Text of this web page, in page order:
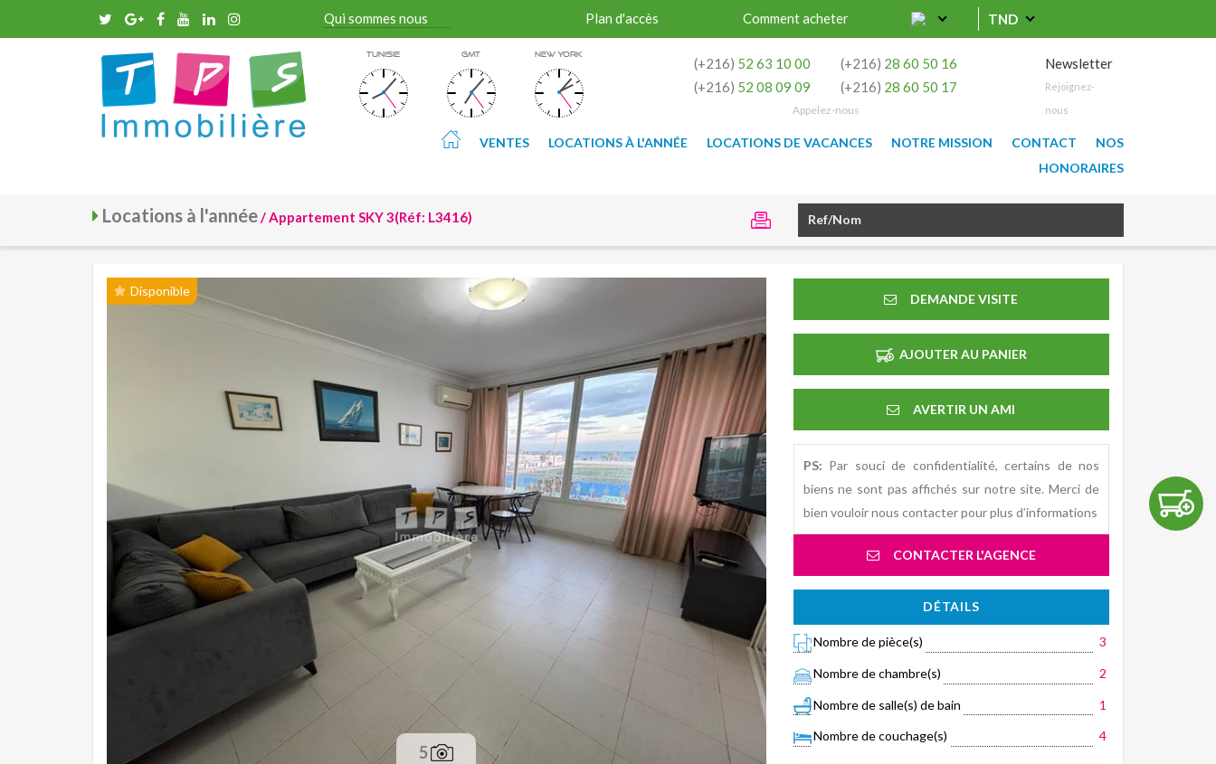
Qui sommes nous Plan d'accès Comment acheter TND
Tunisie GMT NEW YORK
(+216) 52 63 10 00 (+216) 28 60 50 16
(+216) 52 08 09 09 (+216) 28 60 50 17
Appelez-nous
Newsletter
Rejoignez-
nous
VENTES LOCATIONS À L'ANNÉE LOCATIONS DE VACANCES NOTRE MISSION CONTACT
NOS
HONORAIRES
Locations à l'année/ Appartement SKY 3(Réf: L3416)
Disponible
5
DEMANDE VISITE
AJOUTER AU PANIER
AVERTIR UN AMI
PS: Par souci de confidentialité, certains de nos
biens ne sont pas affichés sur notre site. Merci de
bien vouloir nous contacter pour plus d’informations
CONTACTER L'AGENCE
DÉTAILS
Nombre de pièce(s) 3
Nombre de chambre(s) 2
Nombre de salle(s) de bain 1
Nombre de couchage(s) 4